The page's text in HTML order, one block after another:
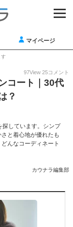
マイページ
す
97View 25コメント
コート｜30代
？
しています。シンプ
と着心地が優れたも
んなコーディネート
カウナラ編集部